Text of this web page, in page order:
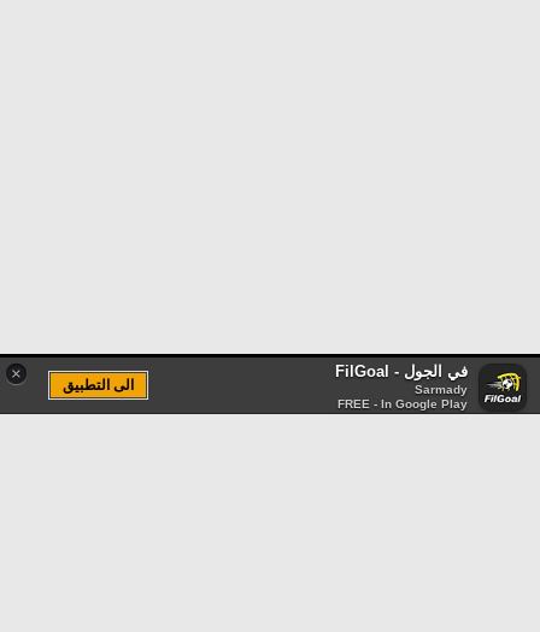
× في الجول - FilGoal
Sarmady
FREE - In Google Play
الى التطبيق